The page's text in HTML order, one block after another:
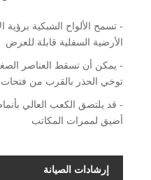
- تسمح الألواح الشبكية برؤية
الأرضية السفلية قابلة للعرض
- يمكن أن تسقط العناصر
توخي الحذر بالقرب من فتحات
- قد يلتصق الكعب العالي
أضيق لممرات المكاتب
إرشادات الصيانة